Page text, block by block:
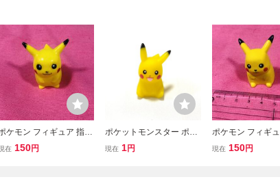
ケモン フィギュア 指人
ピカチュウ
在 150円
ポケットモンスター ポケ
モン pokemon ポケモン
現在 1円
ポケモン フィギ
形 ピカチュウ
現在 150円